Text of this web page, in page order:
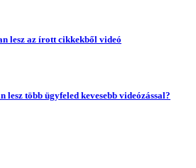
lesz az írott cikkekből videó
lesz több ügyfeled kevesebb videózással?